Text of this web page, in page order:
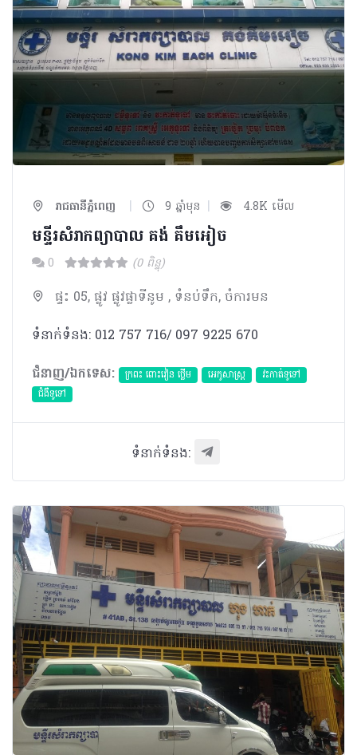
រាជធានីភ្នំពេញ | 9 ឆ្នាំមុន | 4.8K មើល
មន្ទីរ​សំរាកព្យាបាល​​ គង់ គឹមអៀច
0 (0 ពិន្ទុ)
ផ្ទះ 05, ផ្លូវ ផ្លូវផ្លាទីនូម , ទំនប់ទឹក, ចំការមន
ទំនាក់ទំនង: 012 757 716/ 097 9225 670
ជំនាញ/ឯកទេស:
ក្រពះ ពោះវៀន ថ្លើម អេកូសាស្រ្ត
វះកាត់ទូទៅ
ជំងឺទូទៅ
ទំនាក់ទំនង: